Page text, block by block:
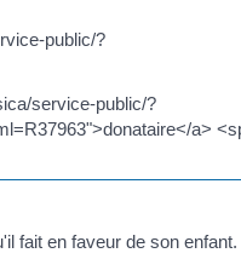
public/?
service-public/?
a>
fait en faveur de son enfant.